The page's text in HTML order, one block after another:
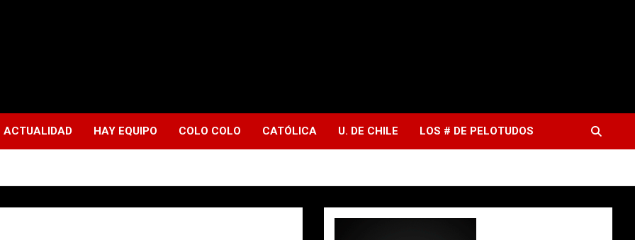
ACTUALIDAD HAY EQUIPO COLO COLO CATÓLICA U. DE CHILE LOS # DE PELOTUDOS